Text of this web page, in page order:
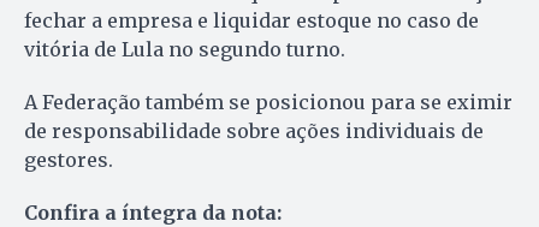
fechar a empresa e liquidar estoque no caso de
vitória de Lula no segundo turno.
A Federação também se posicionou para se eximir
de responsabilidade sobre ações individuais de
gestores.
Confira a íntegra da nota: